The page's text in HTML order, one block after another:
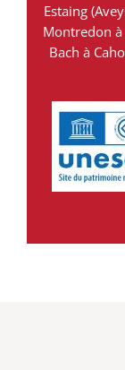
Estaing
Montredon à
Bach à